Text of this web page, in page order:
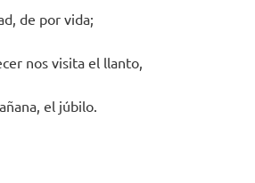
de por vida;
nos visita el llanto,
el júbilo.